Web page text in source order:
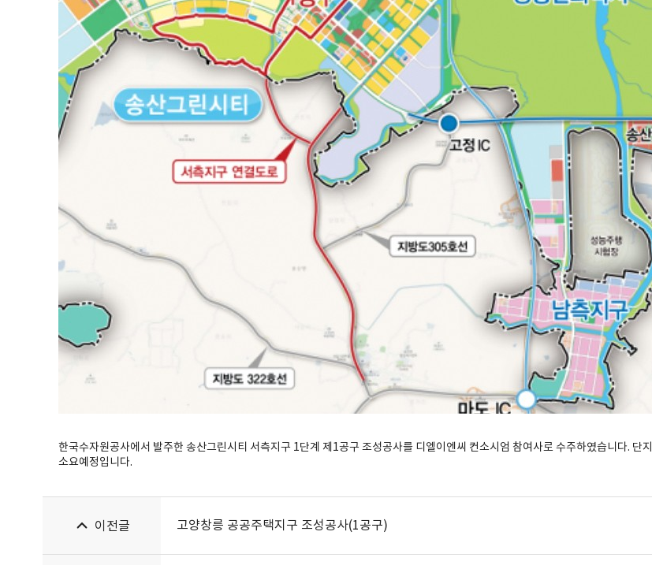
한국수자원공사에서 발주한 송산그린시티 서측지구 1단계 제1공구 조성공사를 디엘이엔씨 컨소시엄 참여사로 수주하였습니다.
소요예정입니다.
이전글 고양창릉 공공주택지구 조성공사(1공구)